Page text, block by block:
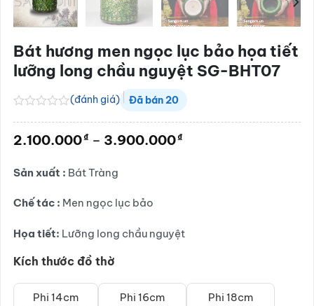
Bát hương men ngọc lục bảo họa tiết
lưỡng long chầu nguyệt SG-BHT07
hạng
sao
(đánh giá) Đã bán20
2.100.000₫ – 3.900.000₫Khoảng
Sản xuất : Bát Tràng
Chế tác : Men ngọc lục bảo
Họa tiết: Lưỡng long chầu nguyệt
Kích thước đồ thờ
Phi 14cm
Phi 16cm
Phi 18cm